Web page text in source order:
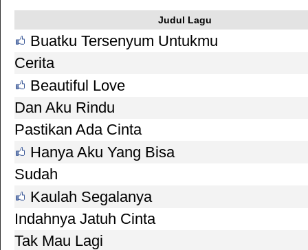
Judul Lagu
Buatku Tersenyum Untukmu
Cerita
Beautiful Love
Dan Aku Rindu
Pastikan Ada Cinta
Hanya Aku Yang Bisa
Sudah
Kaulah Segalanya
Indahnya Jatuh Cinta
Tak Mau Lagi